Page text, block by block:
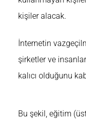
kişiler alacak.
İnternetin
şirketler ve
kalıcı olduğunu
Bu şekil, eğitim